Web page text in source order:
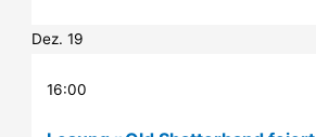
Dez.19
16:00